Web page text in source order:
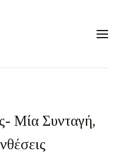
Μία Συνταγή,